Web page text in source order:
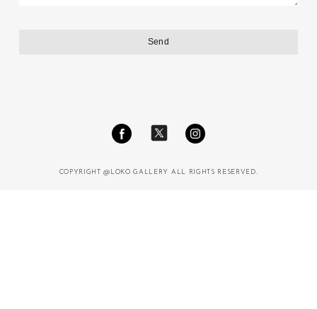
COPYRIGHT @LOKO GALLERY ALL RIGHTS RESERVED.